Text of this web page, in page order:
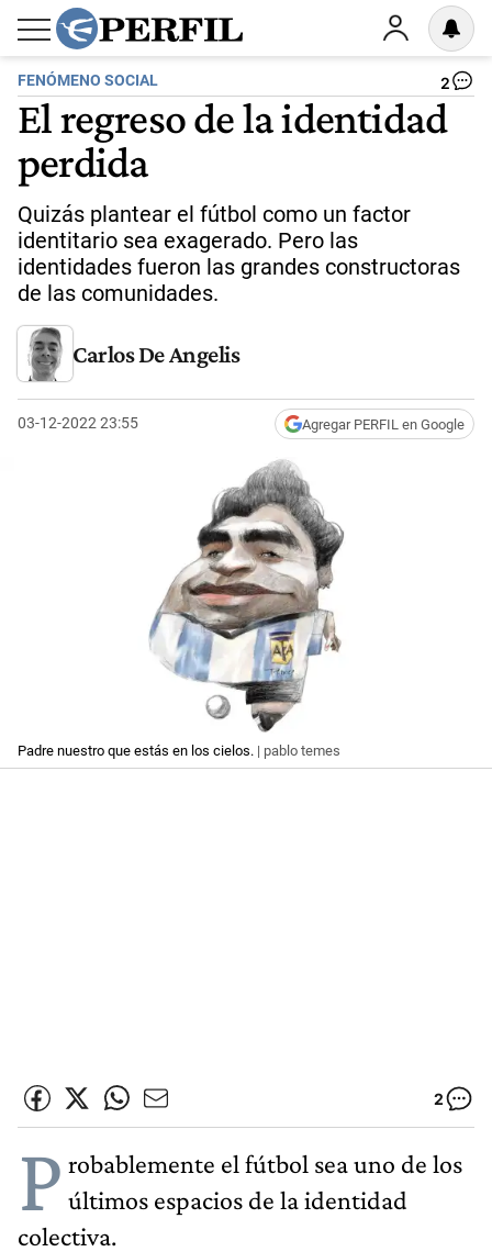
FENÓMENO SOCIAL 2
El regreso de la identidad
perdida
Quizás plantear el fútbol como un factor
identitario sea exagerado. Pero las
identidades fueron las grandes constructoras
de las comunidades.
Carlos De Angelis
03-12-2022 23:55 Agregar PERFIL en Google
Padre nuestro que estás en los cielos. | pablo temes
2
P robablemente el fútbol sea uno de los
últimos espacios de la identidad
colectiva.